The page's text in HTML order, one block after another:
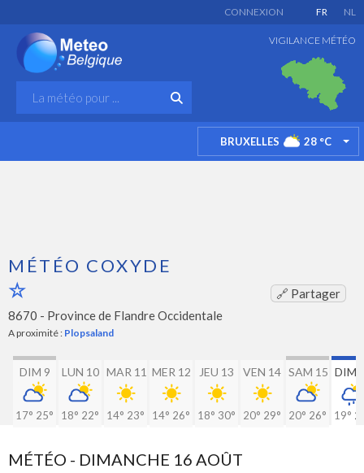
FR NL
CONNEXION
VIGILANCE MÉTÉO
BRUXELLES 28 °C
MÉTÉO COXYDE
🔗 Partager
8670 - Province de Flandre Occidentale
A proximité : Plopsaland
DIM 9
17° 25°
LUN 10
18° 22°
MAR 11
14° 23°
MER 12
14° 26°
JEU 13
18° 30°
VEN 14
20° 29°
SAM 15
20° 26°
DIM
19°
MÉTÉO - DIMANCHE 16 AOÛT